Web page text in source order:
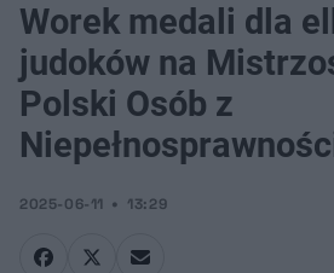
Niepełnosprawnościami
Worek medali dla
judoków na
Polski Osób z
2025-06-11 13:29